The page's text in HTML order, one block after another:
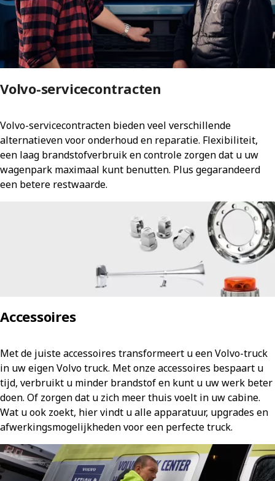
Volvo-servicecontracten
Volvo-servicecontracten bieden veel verschillende
alternatieven voor onderhoud en reparatie. Flexibiliteit,
een laag brandstofverbruik en controle zorgen dat u uw
wagenpark maximaal kunt benutten. Plus gegarandeerd
een betere restwaarde.
Accessoires
Met de juiste accessoires transformeert u een Volvo-truck
in uw eigen Volvo truck. Met onze accessoires bespaart u
tijd, verbruikt u minder brandstof en kunt u uw werk beter
doen. Of zorgen dat u zich meer thuis voelt in uw cabine.
Wat u ook zoekt, hier vindt u alle apparatuur, upgrades en
afwerkingsmogelijkheden voor een perfecte truck.